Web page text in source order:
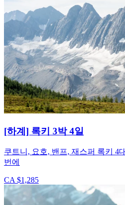
[하계] 록키 3박 4일
쿠트니, 요호, 밴프, 재스퍼 록키 4
번에
CA $1,285